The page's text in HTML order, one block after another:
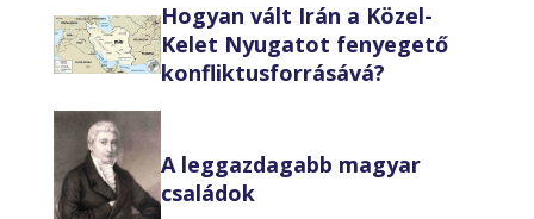
Hogyan vált Irán a Közel-
Kelet Nyugatot fenyegető
konfliktusforrásává?
A leggazdagabb magyar
családok